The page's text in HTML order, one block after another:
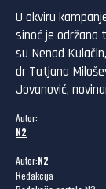
U okviru
sinoć je održana
su Nenad
dr Tatjana
Jovanović,
Autor:
N2
Autor:N2
Redakcija